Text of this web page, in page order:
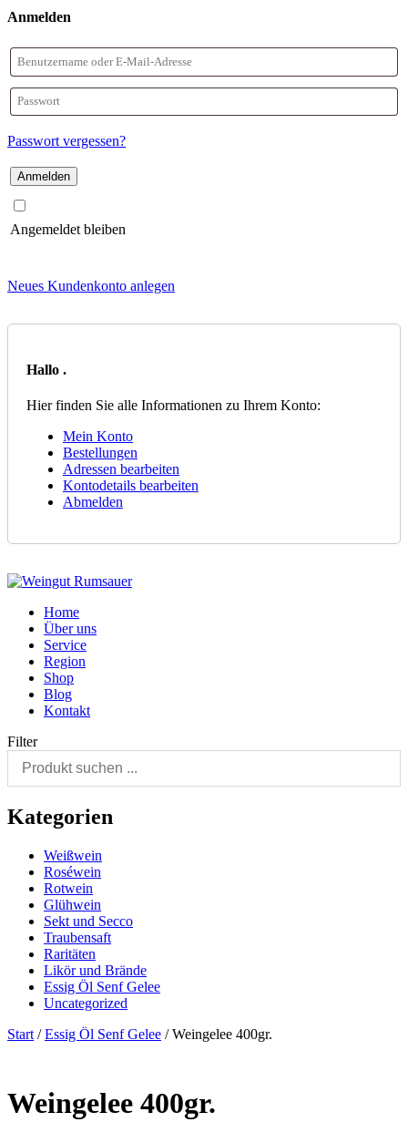
Anmelden
Benutzername
oder
E-
Mail-
Adresse
Passwort
Passwort vergessen?
Angemeldet bleiben
Neues Kundenkonto anlegen
Hallo .
Hier finden Sie alle Informationen zu Ihrem Konto:
Mein Konto
Bestellungen
Adressen bearbeiten
Kontodetails bearbeiten
Abmelden
Home
Über uns
Service
Region
Shop
Blog
Kontakt
Filter
Kategorien
Weißwein
Roséwein
Rotwein
Glühwein
Sekt und Secco
Traubensaft
Raritäten
Likör und Brände
Essig Öl Senf Gelee
Uncategorized
Start /Essig Öl Senf Gelee / Weingelee 400gr.
Weingelee 400gr.